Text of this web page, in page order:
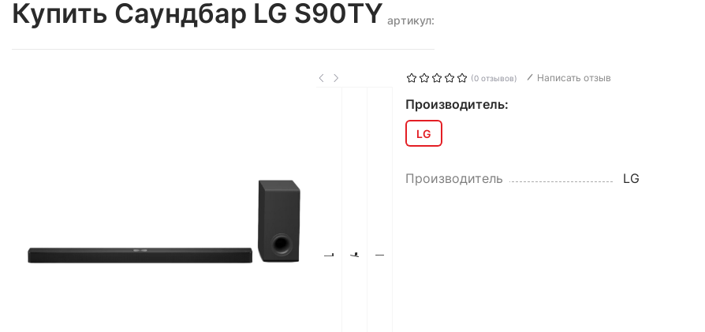
Купить Саундбар LG S90TY артикул:
(0 отзывов) Написать отзыв
Производитель:
LG
Производитель LG